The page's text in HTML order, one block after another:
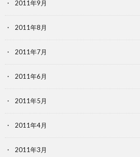
2011年9月
2011年8月
2011年7月
2011年6月
2011年5月
2011年4月
2011年3月